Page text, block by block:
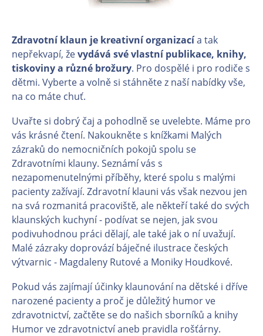
Zdravotní klaun je kreativní organizacía tak
nepřekvapí, ževydává svévlastní publikace, knihy,
tiskoviny a různé brožury. Pro dospělé i pro rodiče s
dětmi. Vyberte a volně si stáhněte z naší nabídky vše,
na co máte chuť.
Uvařte si dobrý čaj a pohodlně se uvelebte. Máme pro
vás krásné čtení. Nakoukněte s knížkami Malých
zázraků do nemocničních pokojů spolu se
Zdravotními klauny. Seznámí vás s
nezapomenutelnými příběhy, které spolu s malými
pacienty zažívají. Zdravotní klauni vás však nezvou jen
na svá rozmanitá pracoviště, ale někteří také do svých
klaunských kuchyní - podívat se nejen, jak svou
podivuhodnou práci dělají, ale také jak o ní uvažují.
Malé zázraky doprovází báječné ilustrace českých
výtvarnic - Magdaleny Rutové a Moniky Houdkové.
Pokud vás zajímají účinky klaunování na dětské i dříve
narozené pacienty a proč je důležitý humor ve
zdravotnictví, začtěte se do našich sborníků a knihy
Humor ve zdravotnictví aneb pravidla rošťárny.